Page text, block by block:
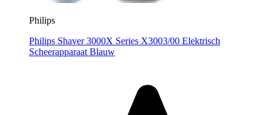
Philips
Philips Shaver 3000X Series X3003/00 Elektrisch
Scheerapparaat Blauw